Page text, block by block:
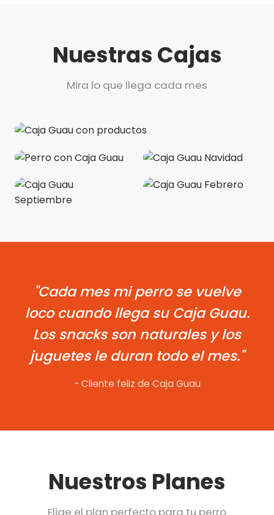
Nuestras Cajas
Mira lo que llega cada mes
"Cada mes mi perro se vuelve
loco cuando llega su Caja Guau.
Los snacks son naturales y los
juguetes le duran todo el mes."
- Cliente feliz de Caja Guau
Nuestros Planes
Elige el plan perfecto para tu perro